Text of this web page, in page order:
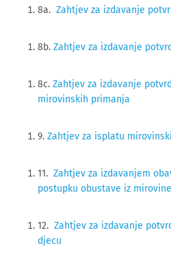
8a. Zahtjev za izdavanje
8b. Zahtjev za izdavanje
8c. Zahtjev za izdavanje
mirovinskih primanja
9. Zahtjev za isplatu
11. Zahtjev za izdavanjem
postupku obustave iz mirovine
12. Zahtjev za izdavanje
djecu